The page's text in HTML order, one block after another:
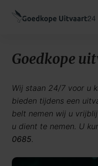
Goedkope
Wij staan 24/7 voor u
bieden tijdens een
belt nemen wij u
u dient te nemen. U
0685.